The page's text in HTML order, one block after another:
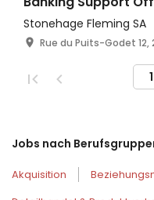
Stonehage Fleming SA
Rue du Puits-Godet
Jobs nach
Akquisition